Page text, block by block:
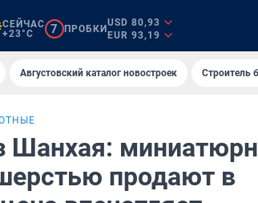
СЕЙЧАС
+23°C
7 ПРОБКИ
USD 80,93
EUR 93,19
Августовский каталог новостроек Строитель
Шанхая:
продают в